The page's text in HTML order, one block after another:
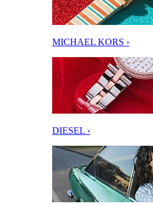
MICHAEL KORS ›
DIESEL ›